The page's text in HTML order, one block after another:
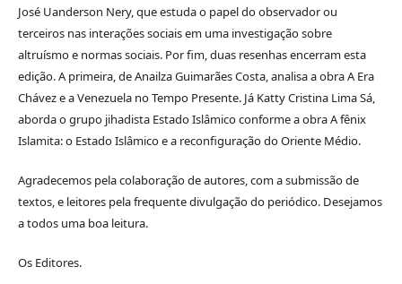
José Uanderson Nery, que estuda o papel do observador ou
terceiros nas interações sociais em uma investigação sobre
altruísmo e normas sociais. Por fim, duas resenhas encerram esta
edição. A primeira, de Anailza Guimarães Costa, analisa a obra A Era
Chávez e a Venezuela no Tempo Presente. Já Katty Cristina Lima Sá,
aborda o grupo jihadista Estado Islâmico conforme a obra A fênix
Islamita: o Estado Islâmico e a reconfiguração do Oriente Médio.
Agradecemos pela colaboração de autores, com a submissão de
textos, e leitores pela frequente divulgação do periódico. Desejamos
a todos uma boa leitura.
Os Editores.